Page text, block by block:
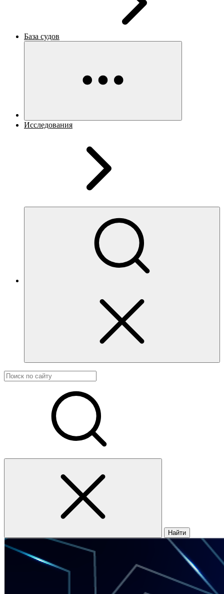
База судов
Исследования
Найти